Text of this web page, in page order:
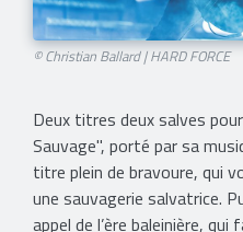
© Christian Ballard | HARD FORCE
Deux titres deux salves
Sauvage", porté par sa
titre plein de bravoure, qui
une sauvagerie salvatrice.
appel de l’ère baleinière,